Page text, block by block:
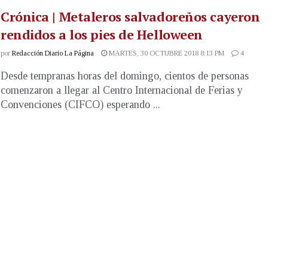
Crónica | Metaleros salvadoreños cayeron
rendidos a los pies de Helloween
por Redacción Diario La Página MARTES, 30 OCTUBRE 2018 8:13 PM 4
Desde tempranas horas del domingo, cientos de personas
comenzaron a llegar al Centro Internacional de Ferias y
Convenciones (CIFCO) esperando ...